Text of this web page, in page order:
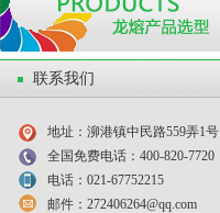
联系我们
地址：泖港镇中民路559弄1号
全国免费电话：400-820-7720
电话：021-67752215
邮件：272406264@qq.com